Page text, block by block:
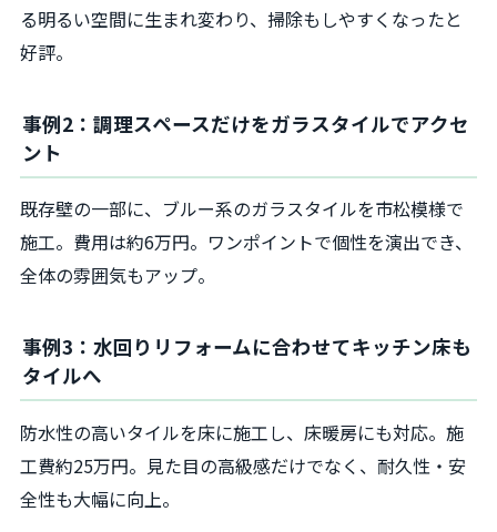
る明るい空間に生まれ変わり、掃除もしやすくなったと
好評。
事例2：調理スペースだけをガラスタイルでアクセ
ント
既存壁の一部に、ブルー系のガラスタイルを市松模様で
施工。費用は約6万円。ワンポイントで個性を演出でき、
全体の雰囲気もアップ。
事例3：水回りリフォームに合わせてキッチン床も
タイルへ
防水性の高いタイルを床に施工し、床暖房にも対応。施
工費約25万円。見た目の高級感だけでなく、耐久性・安
全性も大幅に向上。